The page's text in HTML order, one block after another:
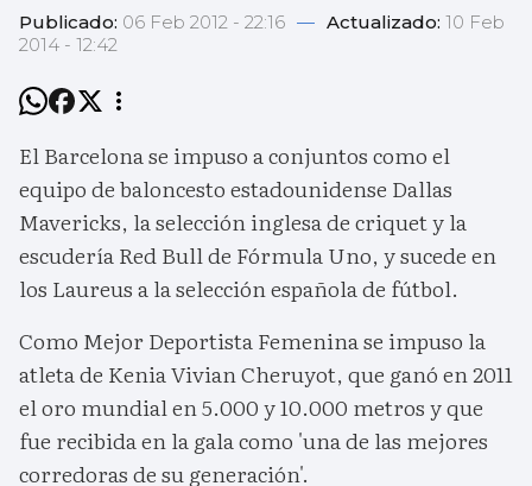
Publicado: 06 Feb 2012 - 22:16 — Actualizado: 10 Feb
2014 - 12:42
El Barcelona se impuso a conjuntos como el
equipo de baloncesto estadounidense Dallas
Mavericks, la selección inglesa de criquet y la
escudería Red Bull de Fórmula Uno, y sucede en
los Laureus a la selección española de fútbol.
Como Mejor Deportista Femenina se impuso la
atleta de Kenia Vivian Cheruyot, que ganó en 2011
el oro mundial en 5.000 y 10.000 metros y que
fue recibida en la gala como 'una de las mejores
corredoras de su generación'.